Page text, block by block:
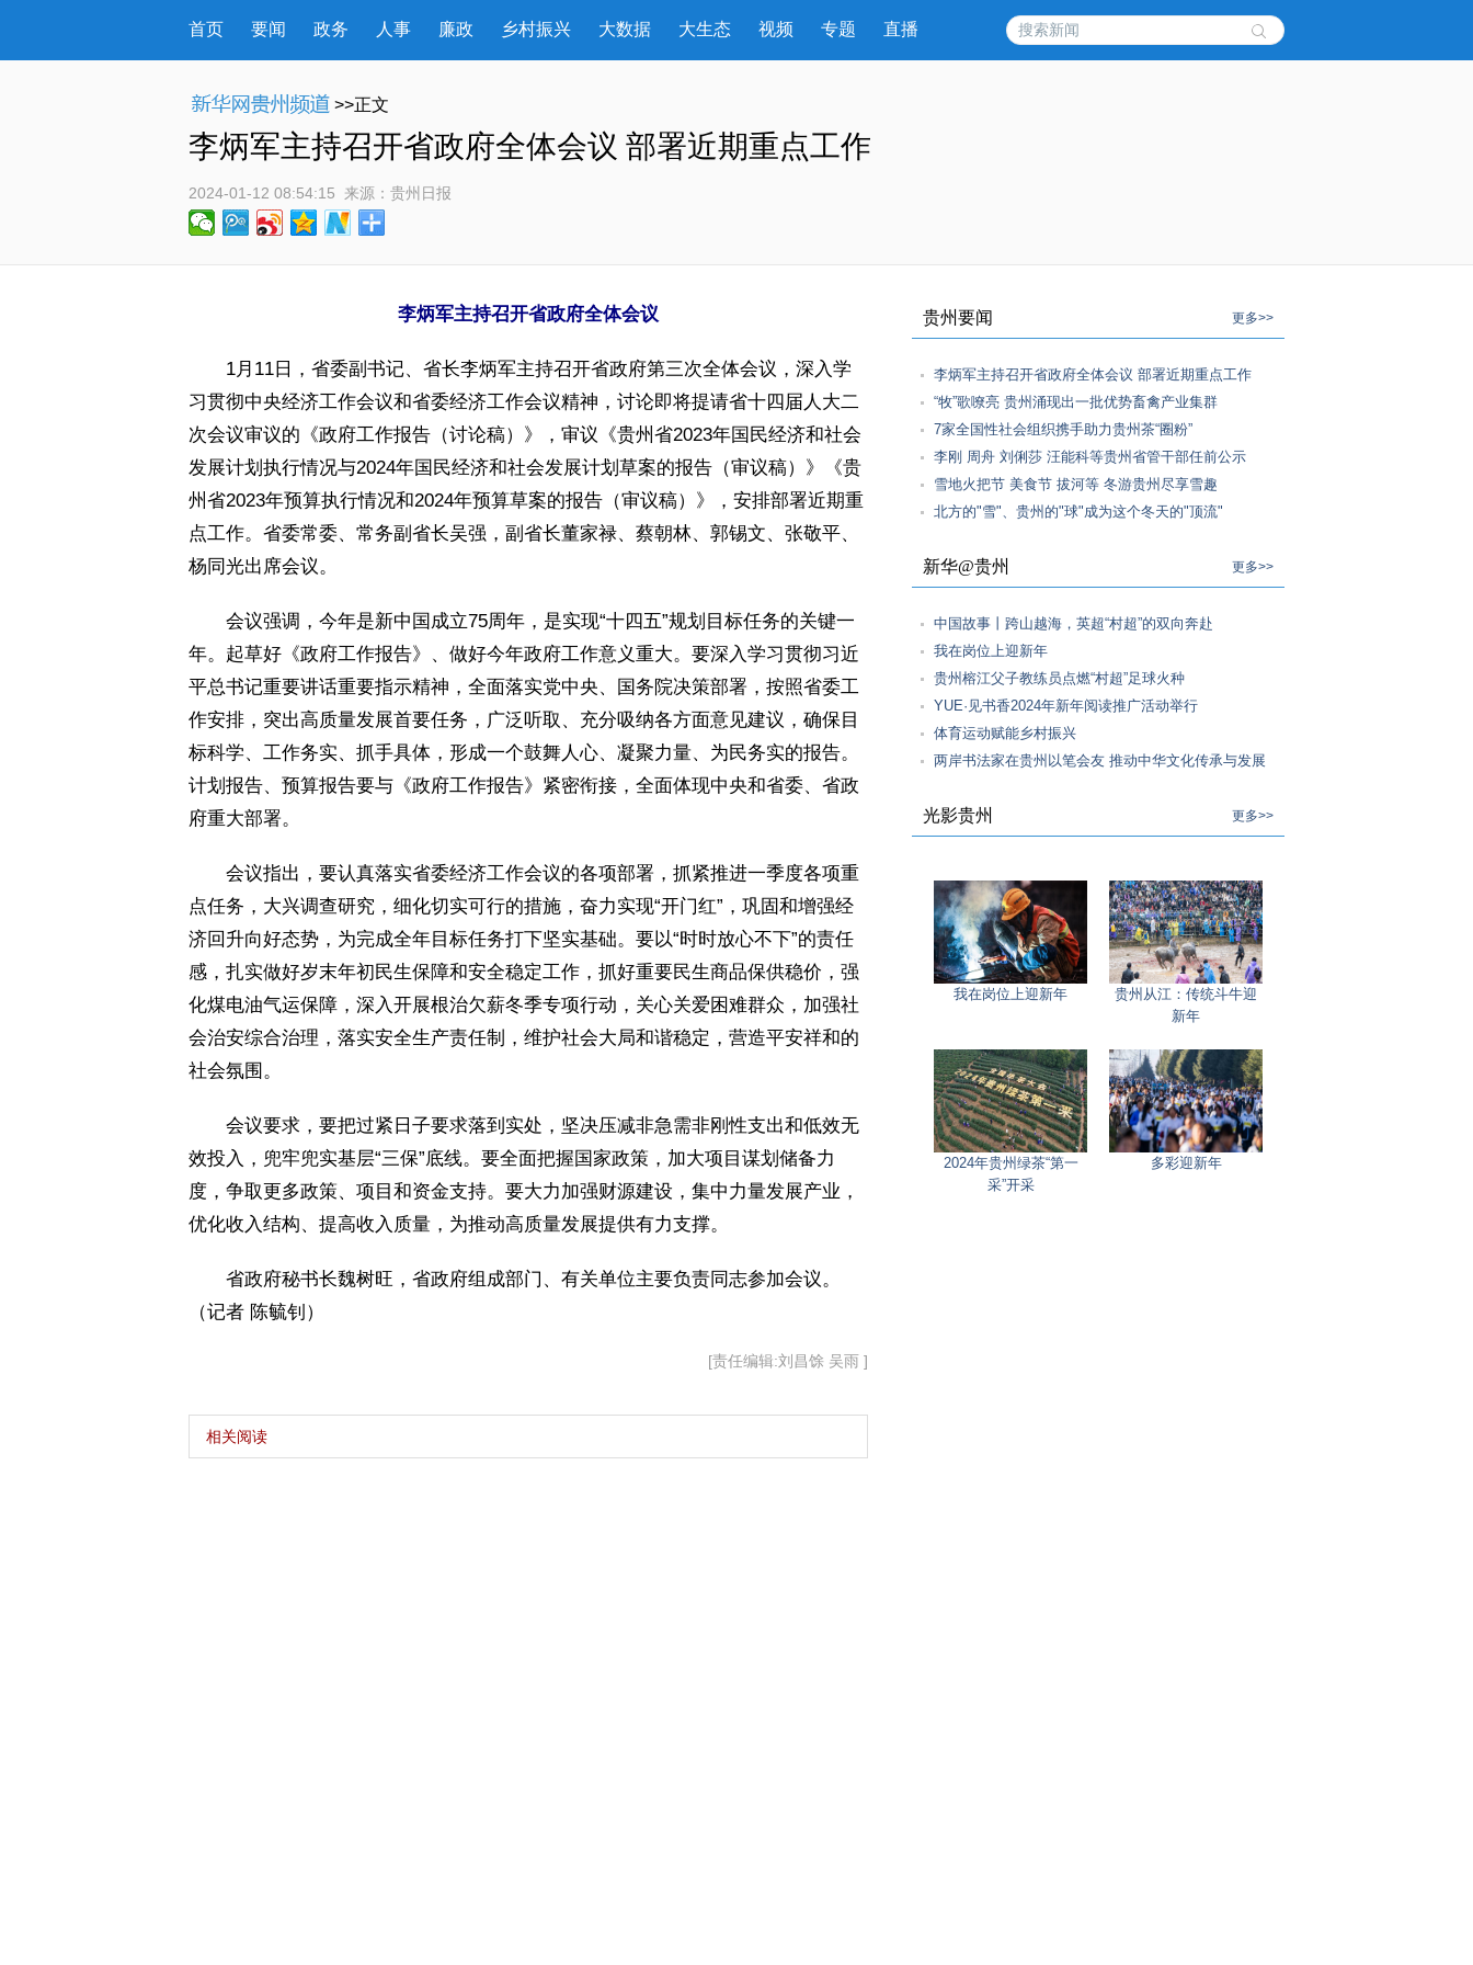
首页 要闻 政务 人事 廉政 乡村振兴 大数据 大生态 视频 专题 直播
>>正文
李炳军主持召开省政府全体会议 部署近期重点工作
2024-01-12 08:54:15 来源： 贵州日报
李炳军主持召开省政府全体会议
1月11日，省委副书记、省长李炳军主持召开省政府第三次全体会议，深入学
习贯彻中央经济工作会议和省委经济工作会议精神，讨论即将提请省十四届人大二
次会议审议的《政府工作报告（讨论稿）》，审议《贵州省2023年国民经济和社会
发展计划执行情况与2024年国民经济和社会发展计划草案的报告（审议稿）》《贵
州省2023年预算执行情况和2024年预算草案的报告（审议稿）》，安排部署近期重
点工作。省委常委、常务副省长吴强，副省长董家禄、蔡朝林、郭锡文、张敬平、
杨同光出席会议。
会议强调，今年是新中国成立75周年，是实现“十四五”规划目标任务的关键一
年。起草好《政府工作报告》、做好今年政府工作意义重大。要深入学习贯彻习近
平总书记重要讲话重要指示精神，全面落实党中央、国务院决策部署，按照省委工
作安排，突出高质量发展首要任务，广泛听取、充分吸纳各方面意见建议，确保目
标科学、工作务实、抓手具体，形成一个鼓舞人心、凝聚力量、为民务实的报告。
计划报告、预算报告要与《政府工作报告》紧密衔接，全面体现中央和省委、省政
府重大部署。
会议指出，要认真落实省委经济工作会议的各项部署，抓紧推进一季度各项重
点任务，大兴调查研究，细化切实可行的措施，奋力实现“开门红”，巩固和增强经
济回升向好态势，为完成全年目标任务打下坚实基础。要以“时时放心不下”的责任
感，扎实做好岁末年初民生保障和安全稳定工作，抓好重要民生商品保供稳价，强
化煤电油气运保障，深入开展根治欠薪冬季专项行动，关心关爱困难群众，加强社
会治安综合治理，落实安全生产责任制，维护社会大局和谐稳定，营造平安祥和的
社会氛围。
会议要求，要把过紧日子要求落到实处，坚决压减非急需非刚性支出和低效无
效投入，兜牢兜实基层“三保”底线。要全面把握国家政策，加大项目谋划储备力
度，争取更多政策、项目和资金支持。要大力加强财源建设，集中力量发展产业，
优化收入结构、提高收入质量，为推动高质量发展提供有力支撑。
省政府秘书长魏树旺，省政府组成部门、有关单位主要负责同志参加会议。
（记者 陈毓钊）
[责任编辑:刘昌馀 吴雨 ]
相关阅读
贵州要闻 更多>>
李炳军主持召开省政府全体会议 部署近期重点工作
“牧”歌嘹亮 贵州涌现出一批优势畜禽产业集群
7家全国性社会组织携手助力贵州茶“圈粉”
李刚 周舟 刘俐莎 汪能科等贵州省管干部任前公示
雪地火把节 美食节 拔河等 冬游贵州尽享雪趣
北方的"雪"、贵州的"球"成为这个冬天的"顶流"
新华@贵州 更多>>
中国故事丨跨山越海，英超“村超”的双向奔赴
我在岗位上迎新年
贵州榕江父子教练员点燃“村超”足球火种
YUE·见书香2024年新年阅读推广活动举行
体育运动赋能乡村振兴
两岸书法家在贵州以笔会友 推动中华文化传承与发展
光影贵州 更多>>
我在岗位上迎新年
贵州从江：传统斗牛迎
新年
2024年贵州绿茶“第一
采”开采
多彩迎新年